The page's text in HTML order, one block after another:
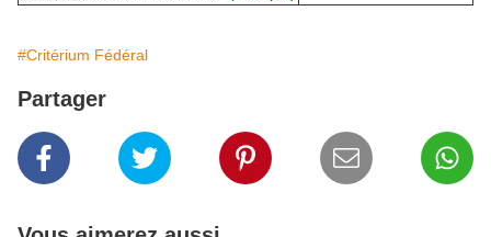
#Critérium Fédéral
Partager